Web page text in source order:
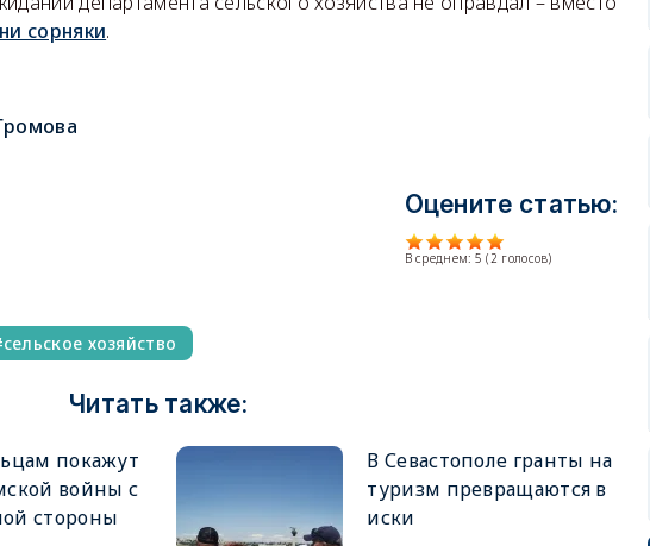
сорняки.
Оцените статью:
В среднем: 5 (2 голосов)
сельское хозяйство
Читать также:
покажут
войны с
стороны
В Севастополе гранты на
туризм превращаются в
иски